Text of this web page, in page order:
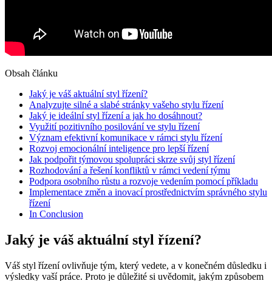
Obsah článku
Jaký je váš aktuální styl řízení?
Analyzujte silné a slabé stránky vašeho stylu řízení
Jaký je ideální styl řízení a jak ho dosáhnout?
Využití pozitivního posilování ve stylu řízení
Význam efektivní komunikace v rámci stylu řízení
Rozvoj emocionální inteligence pro lepší řízení
Jak podpořit týmovou spolupráci skrze svůj styl řízení
Rozhodování a řešení konfliktů v rámci vedení týmu
Podpora osobního růstu a rozvoje vedením pomocí příkladu
Implementace změn a inovací prostřednictvím správného stylu
řízení
In Conclusion
Jaký je váš aktuální styl řízení?
Váš styl řízení ovlivňuje tým, který vedete, a v konečném důsledku i
výsledky vaší práce. Proto je důležité si uvědomit, jakým způsobem